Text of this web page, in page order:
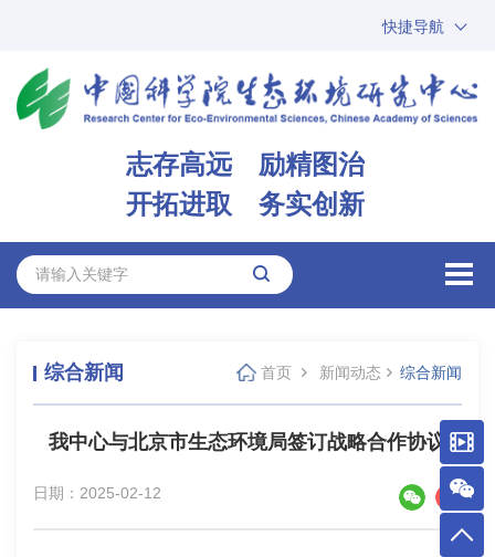
快捷导航
ARP
邮箱
志存高远 励精图治
开拓进取 务实创新
综合新闻 首页 新闻动态 综合新闻
我中心与北京市生态环境局签订战略合作协议
日期：2025-02-12